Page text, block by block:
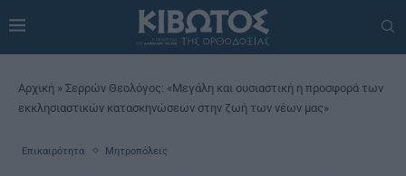
Αρχική » Σερρών Θεολόγος: «Μεγάλη και ουσιαστική η προσφορά των
εκκλησιαστικών κατασκηνώσεων στην ζωή των νέων μας»
Επικαιρότητα Μητροπόλεις